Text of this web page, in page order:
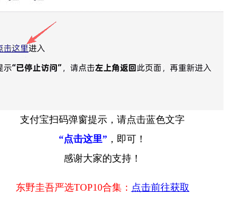
支付宝扫码弹窗提示，请点击蓝色文字
“点击这里” ，即可！
感谢大家的支持！
东野圭吾严选TOP10合集： 点击前往获取